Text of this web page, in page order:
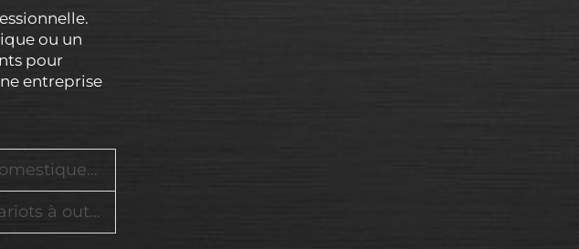
ou un
pour
entreprise
industriels
verrouillables